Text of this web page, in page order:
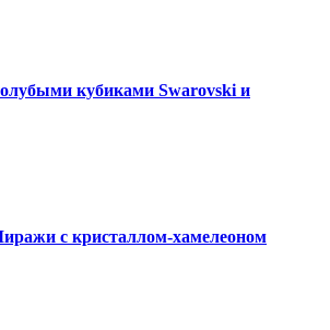
кубиками Swarovski и
с кристаллом-хамелеоном